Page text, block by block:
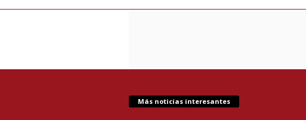
Más noticias interesantes